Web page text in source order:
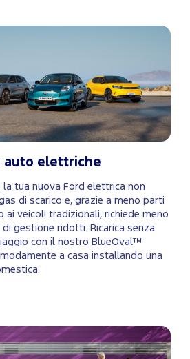
auto elettriche
la tua nuova Ford elettrica non
di scarico e, grazie a meno parti
veicoli tradizionali, richiede meno
gestione ridotti. Ricarica senza
con il nostro BlueOval™
a casa installando una